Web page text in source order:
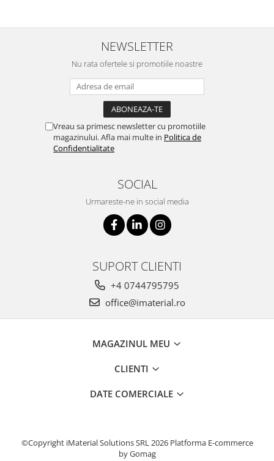
NEWSLETTER
Nu rata ofertele si promotiile noastre
Vreau sa primesc newsletter cu promotiile
magazinului. Afla mai multe in Politica de
Confidentialitate
SOCIAL
Urmareste-ne in social media
SUPORT CLIENTI
+4 0744795795
office@imaterial.ro
MAGAZINUL MEU
CLIENTI
DATE COMERCIALE
©Copyright iMaterial Solutions SRL 2026 Platforma E-commerce
by Gomag